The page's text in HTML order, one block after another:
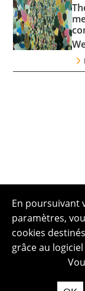
En poursuivant
paramètres,
cookies
grâce au